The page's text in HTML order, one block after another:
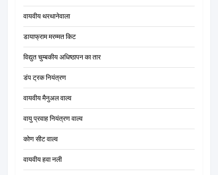
वायवीय थरथानेवाला
डायाफ्राम मरम्मत किट
विद्युत चुम्बकीय अधिष्ठापन का तार
डंप ट्रक नियंत्रण
वायवीय मैनुअल वाल्व
वायु प्रवाह नियंत्रण वाल्व
कोण सीट वाल्व
वायवीय हवा नली